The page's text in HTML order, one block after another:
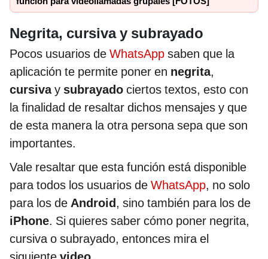
Negrita, cursiva y subrayado
Pocos usuarios de WhatsApp saben que la
aplicación te permite poner en negrita,
cursivay subrayado ciertos textos, esto con
la finalidad de resaltar dichos mensajes y que
de esta manera la otra persona sepa que son
importantes.
Vale resaltar que esta función está disponible
para todos los usuarios de WhatsApp, no solo
para los de Android, sino también para los de
iPhone. Si quieres saber cómo poner negrita,
cursiva o subrayado, entonces mira el